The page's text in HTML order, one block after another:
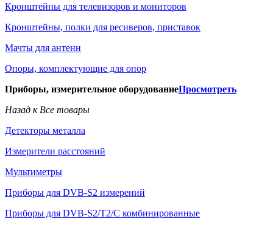
Кронштейны для телевизоров и мониторов
Кронштейны, полки для ресиверов, приставок
Мачты для антенн
Опоры, комплектующие для опор
Приборы, измерительное оборудованиеПросмотреть
Назад к Все товары
Детекторы металла
Измерители расстояний
Мультиметры
Приборы для DVB-S2 измерений
Приборы для DVB-S2/T2/C комбинированные